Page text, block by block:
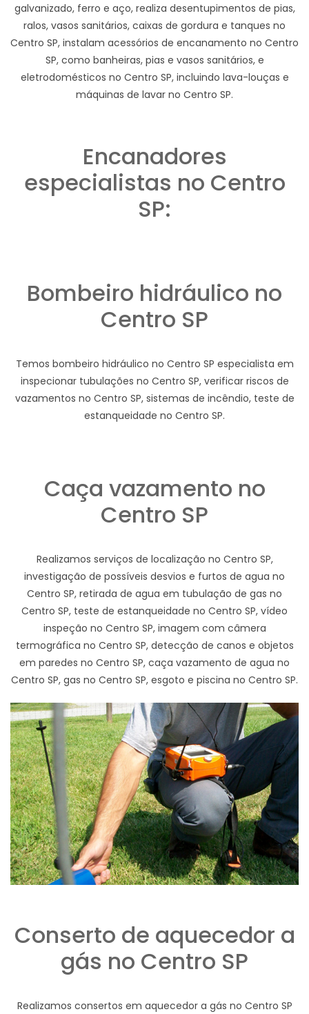
galvanizado, ferro e aço, realiza desentupimentos de pias,
ralos, vasos sanitários, caixas de gordura e tanques no
Centro SP, instalam acessórios de encanamento no Centro
SP, como banheiras, pias e vasos sanitários, e
eletrodomésticos no Centro SP, incluindo lava-louças e
máquinas de lavar no Centro SP.
Encanadores
especialistas no Centro
SP:
Bombeiro hidráulico no
Centro SP
Temos bombeiro hidráulico no Centro SP especialista em
inspecionar tubulações no Centro SP, verificar riscos de
vazamentos no Centro SP, sistemas de incêndio, teste de
estanqueidade no Centro SP.
Caça vazamento no
Centro SP
Realizamos serviços de localização no Centro SP,
investigação de possíveis desvios e furtos de agua no
Centro SP, retirada de agua em tubulação de gas no
Centro SP, teste de estanqueidade no Centro SP, vídeo
inspeção no Centro SP, imagem com câmera
termográfica no Centro SP, detecção de canos e objetos
em paredes no Centro SP, caça vazamento de agua no
Centro SP, gas no Centro SP, esgoto e piscina no Centro SP.
Conserto de aquecedor a
gás no Centro SP
Realizamos consertos em aquecedor a gás no Centro SP